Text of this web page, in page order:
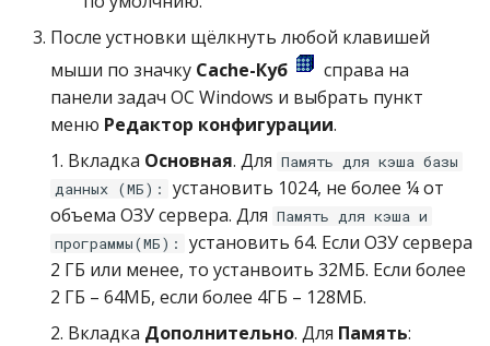
После устновки щёлкнуть любой клавишей
мыши по значку Cache-Куб
справа на
панели задач ОС Windows и выбрать пункт
меню Редактор конфигурации.
1. Вкладка Основная. Для Память для кэша базы
данных (МБ):
установить 1024, не более ¼ от
объема ОЗУ сервера. Для Память для кэша и
программы(МБ):
установить 64. Если ОЗУ сервера
2 ГБ или менее, то устанвоить 32МБ. Если более
2 ГБ – 64МБ, если более 4ГБ – 128МБ.
2. Вкладка Дополнительно. Для Память: